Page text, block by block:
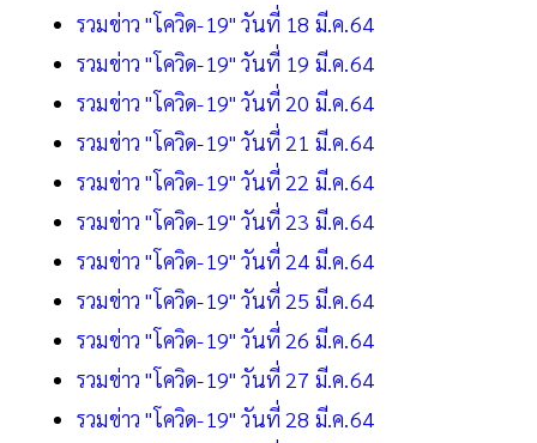
รวมข่าว "โควิด-19" วันที่ 18 มี.ค.64
รวมข่าว "โควิด-19" วันที่ 19 มี.ค.64
รวมข่าว "โควิด-19" วันที่ 20 มี.ค.64
รวมข่าว "โควิด-19" วันที่ 21 มี.ค.64
รวมข่าว "โควิด-19" วันที่ 22 มี.ค.64
รวมข่าว "โควิด-19" วันที่ 23 มี.ค.64
รวมข่าว "โควิด-19" วันที่ 24 มี.ค.64
รวมข่าว "โควิด-19" วันที่ 25 มี.ค.64
รวมข่าว "โควิด-19" วันที่ 26 มี.ค.64
รวมข่าว "โควิด-19" วันที่ 27 มี.ค.64
รวมข่าว "โควิด-19" วันที่ 28 มี.ค.64